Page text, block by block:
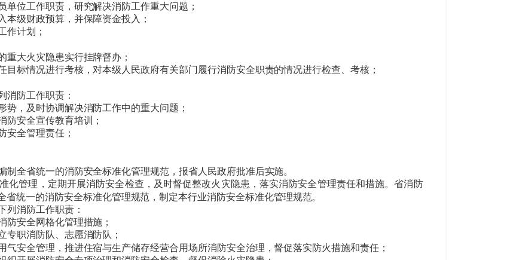
单位工作职责，研究解决消防工作重大问题；
本级财政预算，并保障资金投入；
作计划；
重大火灾隐患实行挂牌督办；
目标情况进行考核，对本级人民政府有关部门履行消防安全职责的情况进行检查、考核；
防工作职责：
势，及时协调解决消防工作中的重大问题；
防安全宣传教育培训；
安全管理责任；
全省统一的消防安全标准化管理规范，报省人民政府批准后实施。
化管理，定期开展消防安全检查，及时督促整改火灾隐患，落实消防安全管理责任和措施。省消防
统一的消防安全标准化管理规范，制定本行业消防安全标准化管理规范。
消防工作职责：
防安全网格化管理措施；
专职消防队、志愿消防队；
气安全管理，推进住宿与生产储存经营合用场所消防安全治理，督促落实防火措施和责任；